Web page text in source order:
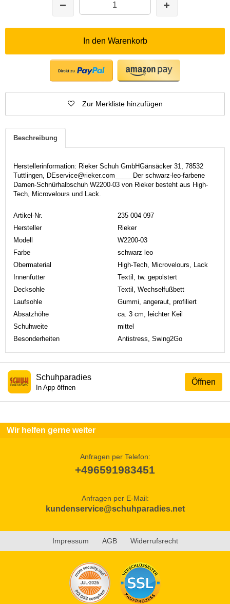
In den Warenkorb
Zur Merkliste hinzufügen
Beschreibung
Herstellerinformation: Rieker Schuh GmbHGänsäcker 31, 78532
Tuttlingen, DEservice@rieker.com_____Der schwarz-leo-farbene
Damen-Schnürhalbschuh W2200-03 von Rieker besteht aus High-
Tech, Microvelours und Lack.
Artikel-Nr.
235 004 097
Hersteller
Rieker
Modell
W2200-03
Farbe
schwarz leo
Obermaterial
High-Tech, Microvelours, Lack
Innenfutter
Textil, tw. gepolstert
Decksohle
Textil, Wechselfußbett
Laufsohle
Gummi, angeraut, profiliert
Absatzhöhe
ca. 3 cm, leichter Keil
Schuhweite
mittel
Besonderheiten
Antistress, Swing2Go
Öffnen
Schuhparadies
In App öffnen
Wir helfen gerne weiter
Anfragen per Telefon:
+496591983451
Anfragen per E-Mail:
kundenservice@schuhparadies.net
Impressum AGB Widerrufsrecht